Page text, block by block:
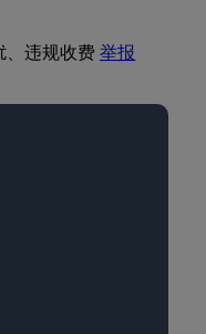
、违规收费举报